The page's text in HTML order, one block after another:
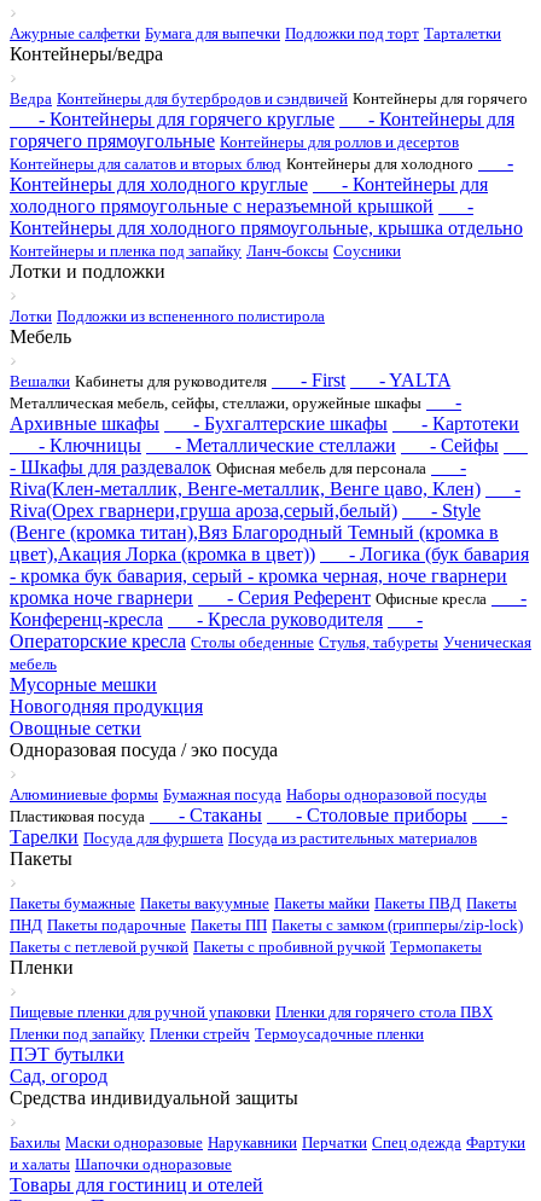
Ажурные салфетки Бумага для выпечки Подложки под торт Тарталетки
Контейнеры/ведра
Ведра Контейнеры для бутербродов и сэндвичей Контейнеры для горячего
- Контейнеры для горячего круглые
- Контейнеры для
горячего прямоугольные Контейнеры для роллов и десертов
Контейнеры для салатов и вторых блюд Контейнеры для холодного
-
Контейнеры для холодного круглые
- Контейнеры для
холодного прямоугольные с неразъемной крышкой
-
Контейнеры для холодного прямоугольные, крышка отдельно
Контейнеры и пленка под запайку Ланч-боксы Соусники
Лотки и подложки
Лотки Подложки из вспененного полистирола
Мебель
Вешалки Кабинеты для руководителя - First - YALTA
Металлическая мебель, сейфы, стеллажи, оружейные шкафы
-
Архивные шкафы
- Бухгалтерские шкафы
- Картотеки
- Ключницы
- Металлические стеллажи
- Сейфы
- Шкафы для раздевалок Офисная мебель для персонала
-
Riva(Клен-металлик, Венге-металлик, Венге цаво, Клен)
-
Riva(Орех гварнери,груша ароза,серый,белый)
- Style
(Венге (кромка титан),Вяз Благородный Темный (кромка в
цвет),Акация Лорка (кромка в цвет))
- Логика (бук бавария
- кромка бук бавария, серый - кромка черная, ноче гварнери
кромка ноче гварнери
- Серия Референт Офисные кресла
-
Конференц-кресла
- Кресла руководителя
-
Операторские кресла Столы обеденные Стулья, табуреты Ученическая
мебель
Мусорные мешки
Новогодняя продукция
Овощные сетки
Одноразовая посуда / эко посуда
Алюминиевые формы Бумажная посуда Наборы одноразовой посуды
Пластиковая посуда
- Стаканы - Столовые приборы
-
Тарелки Посуда для фуршета Посуда из растительных материалов
Пакеты
Пакеты бумажные Пакеты вакуумные Пакеты майки Пакеты ПВД Пакеты
ПНД Пакеты подарочные Пакеты ПП Пакеты с замком (грипперы/zip-lock)
Пакеты с петлевой ручкой Пакеты с пробивной ручкой Термопакеты
Пленки
Пищевые пленки для ручной упаковки Пленки для горячего стола ПВХ
Пленки под запайку Пленки стрейч Термоусадочные пленки
ПЭТ бутылки
Сад, огород
Средства индивидуальной защиты
Бахилы Маски одноразовые Нарукавники Перчатки Спец одежда Фартуки
и халаты Шапочки одноразовые
Товары для гостиниц и отелей